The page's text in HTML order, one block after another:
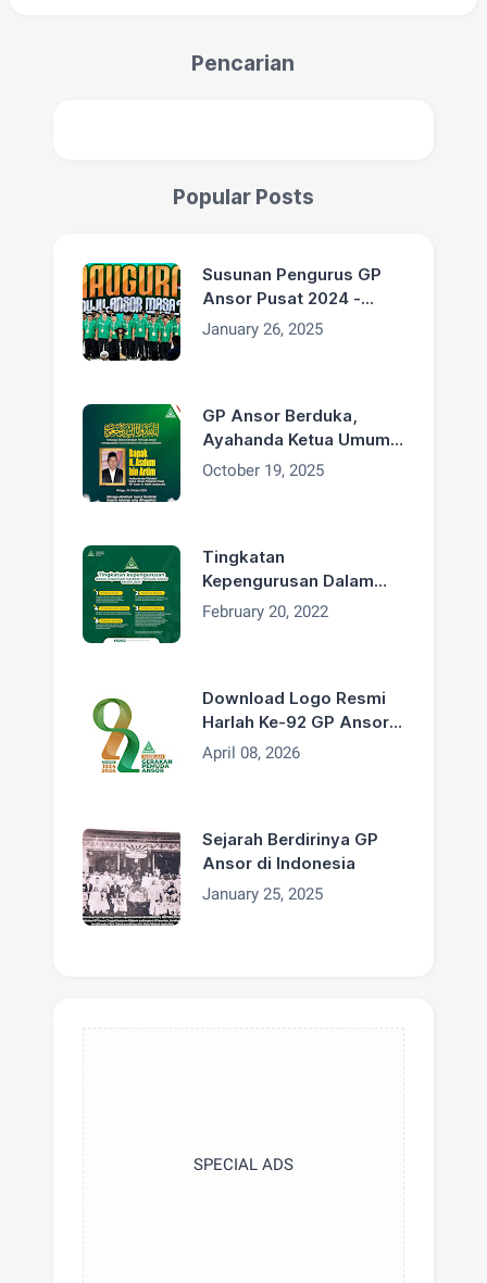
Pencarian
Popular Posts
Susunan Pengurus GP
Ansor Pusat 2024 -
2029
January 26, 2025
GP Ansor Berduka,
Ayahanda Ketua Umum
H. Addin Jauharudin,
October 19, 2025
Tingkatan
Kepengurusan Dalam
Organisasi GP Ansor
February 20, 2022
Download Logo Resmi
Harlah Ke-92 GP Ansor
Tahun 2026
April 08, 2026
Sejarah Berdirinya GP
Ansor di Indonesia
January 25, 2025
SPECIAL ADS